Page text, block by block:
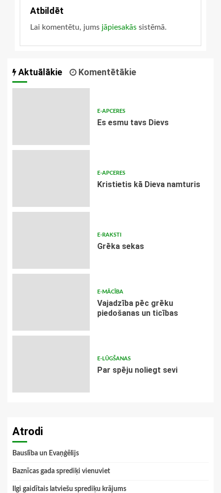
Atbildēt
Lai komentētu, jums jāpiesakās sistēmā.
Aktuālākie Komentētākie
E-APCERES
Es esmu tavs Dievs
E-APCERES
Kristietis kā Dieva namturis
E-RAKSTI
Grēka sekas
E-MĀCĪBA
Vajadzība pēc grēku
piedošanas un ticības
E-LŪGŠANAS
Par spēju noliegt sevi
Atrodi
Bauslība un Evaņģēlijs
Baznīcas gada sprediķi vienuviet
Ilgi gaidītais latviešu sprediķu krājums